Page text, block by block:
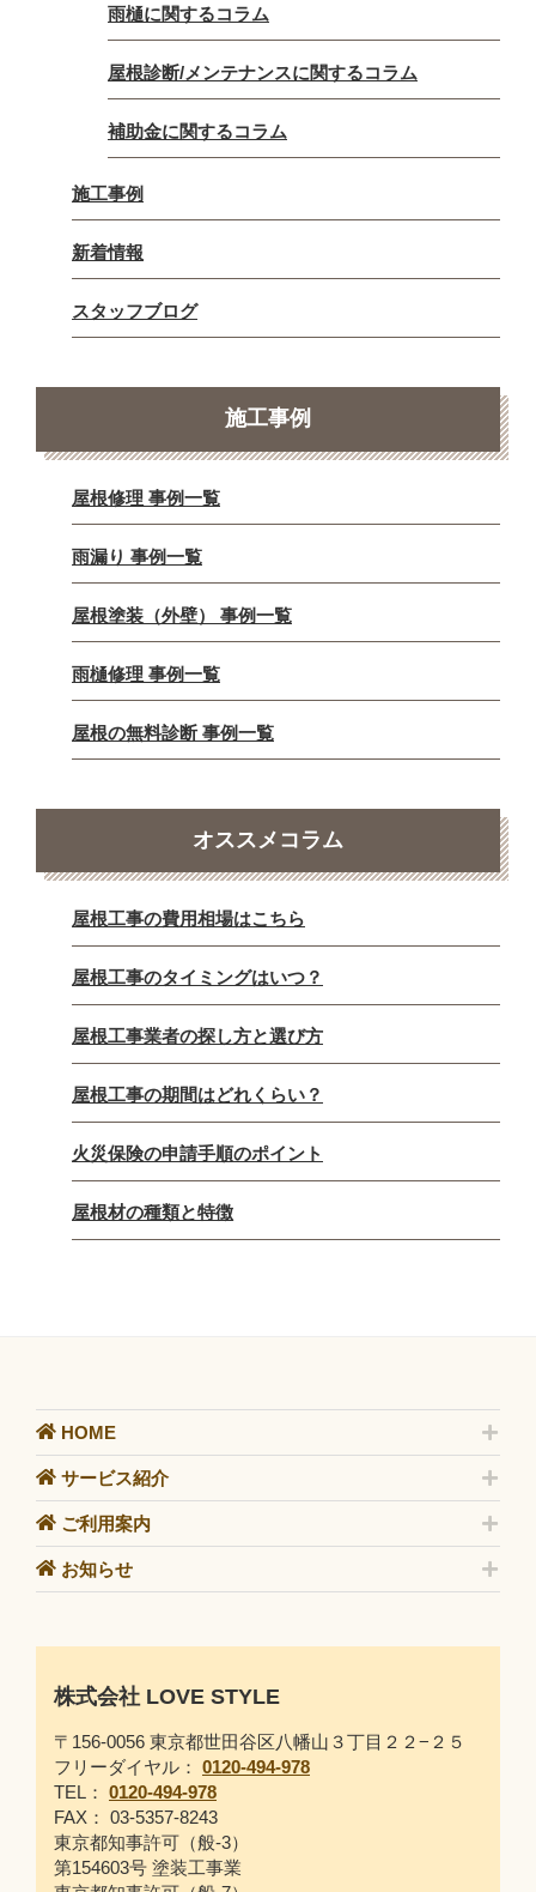
雨樋に関するコラム
屋根診断/メンテナンスに関するコラム
補助金に関するコラム
施工事例
新着情報
スタッフブログ
施工事例
屋根修理 事例一覧
雨漏り 事例一覧
屋根塗装（外壁） 事例一覧
雨樋修理 事例一覧
屋根の無料診断 事例一覧
オススメコラム
屋根工事の費用相場はこちら
屋根工事のタイミングはいつ？
屋根工事業者の探し方と選び方
屋根工事の期間はどれくらい？
火災保険の申請手順のポイント
屋根材の種類と特徴
HOME
サービス紹介
ご利用案内
お知らせ
株式会社 LOVE STYLE
〒156-0056 東京都世田谷区八幡山３丁目２２−２５
フリーダイヤル： 0120-494-978
TEL： 0120-494-978
FAX： 03-5357-8243
東京都知事許可（般-3）
第154603号 塗装工事業